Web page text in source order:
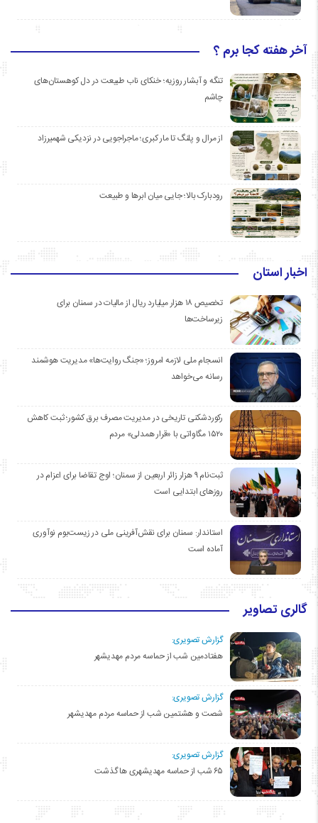
آخر هفته کجا برم ؟
تنگه و آبشار روزیه؛ خنکای ناب طبیعت در دل کوهستان‌های
چاشم
از مرال و پلنگ تا مار کبری؛ ماجراجویی در نزدیکی شهمیرزاد
رودبارک بالا؛ جایی میان ابرها و طبیعت
اخبار استان
تخصیص ۱۸ هزار میلیارد ریال از مالیات در سمنان برای
زیرساخت‌ها
انسجام ملی لازمه امروز؛ «جنگ روایت‌ها» مدیریت هوشمند
رسانه می‌خواهد
رکوردشکنی تاریخی در مدیریت مصرف برق کشور؛ ثبت کاهش
۱۵۲۰ مگاواتی با «قرار همدلی» مردم
ثبت‌نام ۹ هزار زائر اربعین از سمنان؛ اوج تقاضا برای اعزام در
روزهای ابتدایی است
استاندار: سمنان برای نقش‌آفرینی ملی در زیست‌بوم نوآوری
آماده است
گالری تصاویر
گزارش تصویری:
هفتادمین شب از حماسه مردم مهدیشهر
گزارش تصویری:
شصت و هشتمین شب از حماسه مردم مهدیشهر
گزارش تصویری:
۶۵ شب از حماسه مهدیشهری ها گذشت